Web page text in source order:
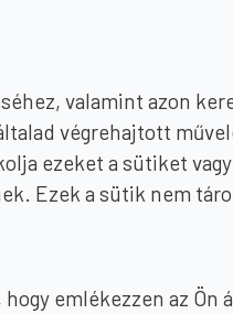
valamint azon
végrehajtott
ezeket a sütiket
Ezek a sütik nem
emlékezzen az Ön